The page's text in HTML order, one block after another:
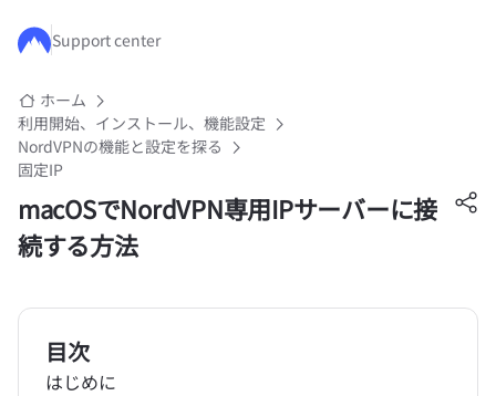
メインコンテンツにスキップ
Support center
ホーム
利用開始、インストール、機能設定
NordVPNの機能と設定を探る
固定IP
macOSでNordVPN専用IPサーバーに接
続する方法
目次
はじめに